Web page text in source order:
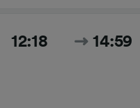
12:18 14:59